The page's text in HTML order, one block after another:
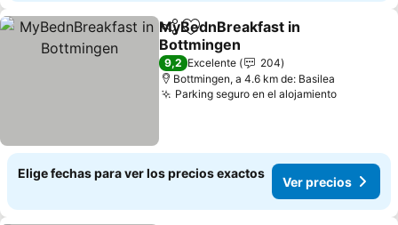
CompartirAgregar a favoritos
MyBednBreakfast in
Bottmingen
Ver precios
9,2 Excelente
204
Bottmingen, a 4.6 km de: Basilea
Parking seguro en el alojamientoVer
Elige fechas para ver los precios exactos
Ver precios